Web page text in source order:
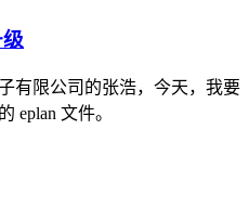
有限公司的张浩，今天，我要
eplan 文件。